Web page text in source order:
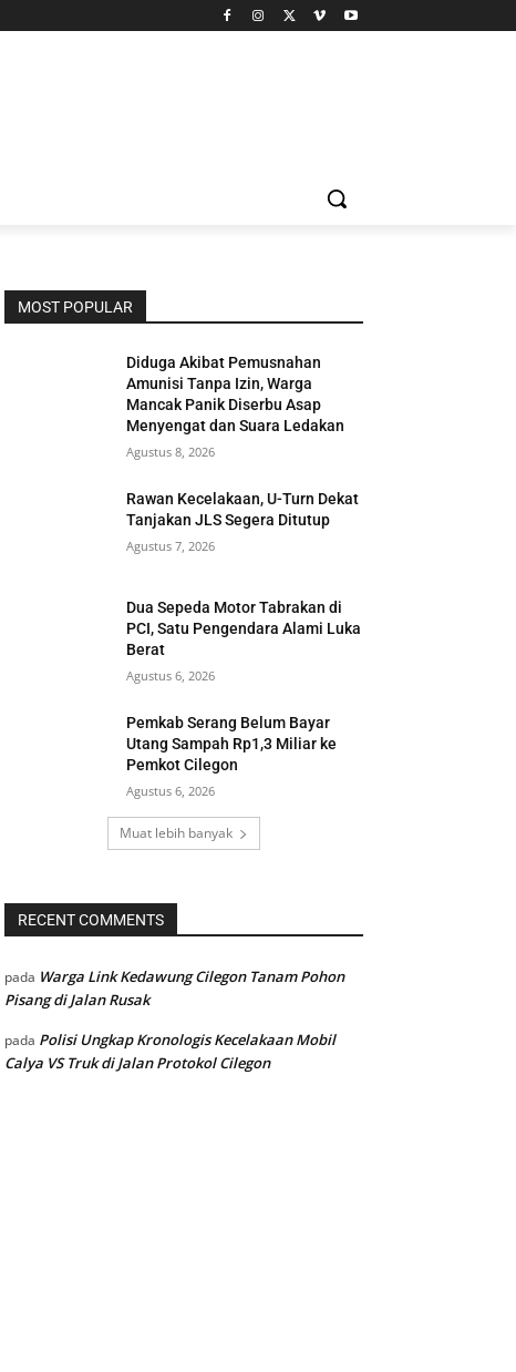
MOST POPULAR
Diduga Akibat Pemusnahan
Amunisi Tanpa Izin, Warga
Mancak Panik Diserbu Asap
Menyengat dan Suara Ledakan
Agustus 8, 2026
Rawan Kecelakaan, U-Turn Dekat
Tanjakan JLS Segera Ditutup
Agustus 7, 2026
Dua Sepeda Motor Tabrakan di
PCI, Satu Pengendara Alami Luka
Berat
Agustus 6, 2026
Pemkab Serang Belum Bayar
Utang Sampah Rp1,3 Miliar ke
Pemkot Cilegon
Agustus 6, 2026
Muat lebih banyak
RECENT COMMENTS
pada Warga Link Kedawung Cilegon Tanam Pohon
Pisang di Jalan Rusak
pada Polisi Ungkap Kronologis Kecelakaan Mobil
Calya VS Truk di Jalan Protokol Cilegon